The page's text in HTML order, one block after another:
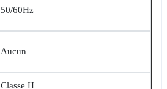
50/60Hz
Aucun
Classe H